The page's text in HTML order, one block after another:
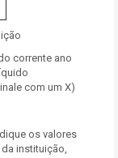
corrente ano
com um X)
os valores
instituição,